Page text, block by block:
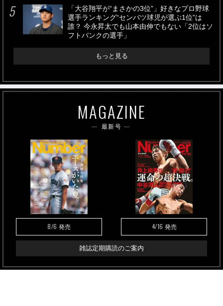
「大谷翔平が“まさかの3位”」好きなプロ野球
選手ランキング“センバツ球児が選ぶ1位”は
誰？ 今永昇太でも山本由伸でもない「2位はソ
フトバンクの選手」
もっと見る
MAGAZINE
最新号
8/6 発売 4/16 発売
雑誌定期購読のご案内